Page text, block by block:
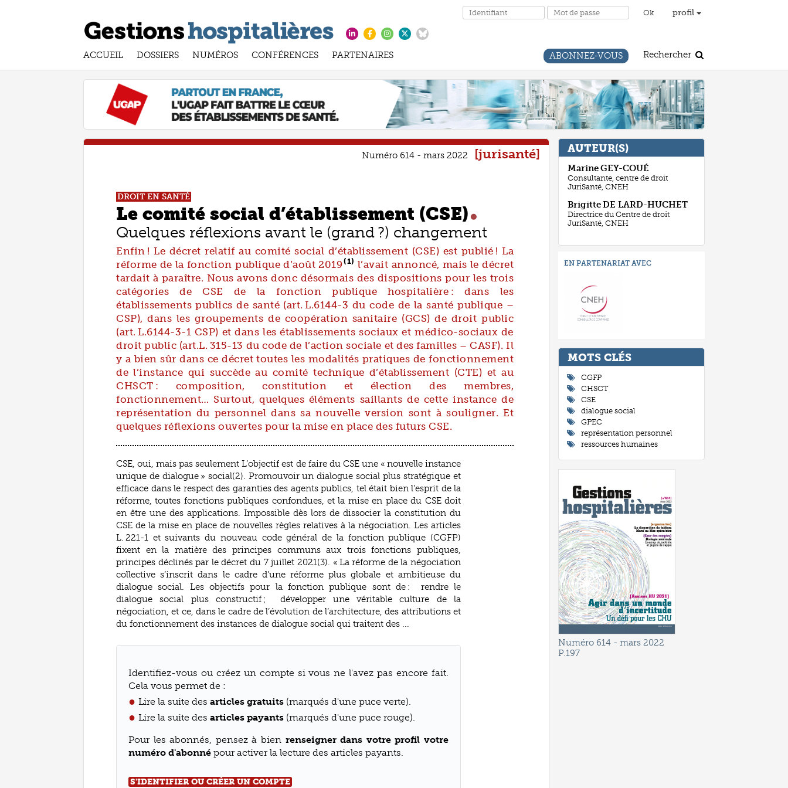
profil
ACCUEIL DOSSIERS NUMÉROS CONFÉRENCES PARTENAIRES ABONNEZ-VOUS Rechercher
Numéro 614 - mars 2022 jurisanté
DROIT EN SANTÉ
Le comité social d’établissement (CSE)
Quelques réflexions avant le (grand ?) changement
Enfin ! Le décret relatif au comité social d’établissement (CSE) est publié ! La
réforme de la fonction publique d’août 2019(1) l’avait annoncé, mais le décret
tardait à paraître. Nous avons donc désormais des dispositions pour les trois
catégories de CSE de la fonction publique hospitalière : dans les
établissements publics de santé (art. L.6144-3 du code de la santé publique –
CSP), dans les groupements de coopération sanitaire (GCS) de droit public
(art. L.6144-3-1 CSP) et dans les établissements sociaux et médico-sociaux de
droit public (art.L. 315-13 du code de l’action sociale et des familles – CASF). Il
y a bien sûr dans ce décret toutes les modalités pratiques de fonctionnement
de l’instance qui succède au comité technique d’établissement (CTE) et au
CHSCT : composition, constitution et élection des membres,
fonctionnement… Surtout, quelques éléments saillants de cette instance de
représentation du personnel dans sa nouvelle version sont à souligner. Et
quelques réflexions ouvertes pour la mise en place des futurs CSE.
CSE, oui, mais pas seulement L’objectif est de faire du CSE une « nouvelle instance
unique de dialogue » social(2). Promouvoir un dialogue social plus stratégique et
efficace dans le respect des garanties des agents publics, tel était bien l’esprit de la
réforme, toutes fonctions publiques confondues, et la mise en place du CSE doit
en être une des applications. Impossible dès lors de dissocier la constitution du
CSE de la mise en place de nouvelles règles relatives à la négociation. Les articles
L. 221-1 et suivants du nouveau code général de la fonction publique (CGFP)
fixent en la matière des principes communs aux trois fonctions publiques,
principes déclinés par le décret du 7 juillet 2021(3). « La réforme de la négociation
collective s’inscrit dans le cadre d’une réforme plus globale et ambitieuse du
dialogue social. Les objectifs pour la fonction publique sont de : rendre le
dialogue social plus constructif ; développer une véritable culture de la
négociation, et ce, dans le cadre de l’évolution de l’architecture, des attributions et
du fonctionnement des instances de dialogue social qui traitent des ...
Identifiez-vous ou créez un compte si vous ne l'avez pas encore fait.
Cela vous permet de :
Lire la suite des articles gratuits (marqués d'une puce verte).
Lire la suite des articles payants (marqués d'une puce rouge).
Pour les abonnés, pensez à bien renseigner dans votre profil votre
numéro d'abonné pour activer la lecture des articles payants.
S'IDENTIFIER OU CRÉER UN COMPTE
AUTEUR(S)
MarineGEY-COUÉ
Consultante, centre de droit
JuriSanté, CNEH
BrigitteDE LARD-HUCHET
Directrice du Centre de droit
JuriSanté, CNEH
EN PARTENARIAT AVEC
MOTS CLÉ
CGFP
CHSCT
CSE
dialogue social
GPEC
représentation personnel
ressources humaines
Numéro 614 - mars 2022
P.197